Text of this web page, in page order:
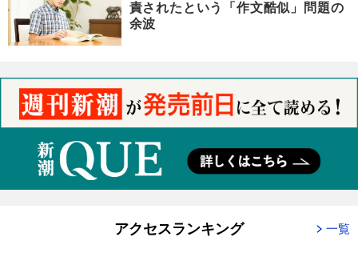
責されたという「作文酷似」問題の
余波
アクセスランキング 一覧